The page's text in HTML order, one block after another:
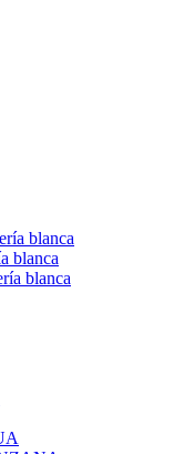
blanca
blanca
blanca